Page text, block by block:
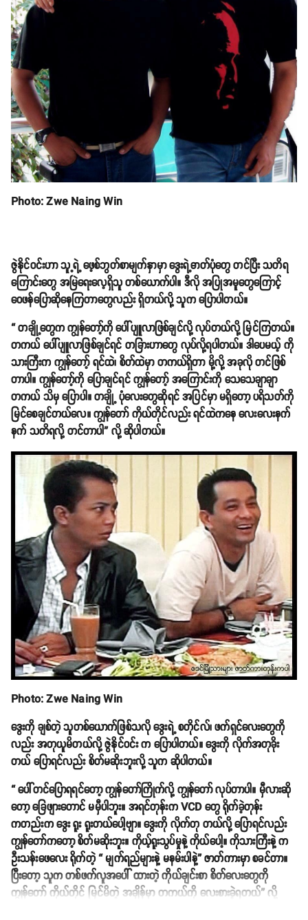
Photo: Zwe Naing Win
ဇွဲနိုင်ဝင်းဟာ သူ့ရဲ့ ဖေ့စ်ဘွတ်စာမျက်နှာမှာ ဒွေးရဲ့ဓာတ်ပုံတွေ တင်ပြီး သတိရ
ကြောင်းတွေ အမြဲရေးလေ့ရှိသူ တစ်ယောက်ပါ။ ဒီလို အပြုအမူတွေကြောင့်
ဝေဖန်ပြောဆိုနေကြတာတွေလည်း ရှိတယ်လို့ သူက ပြောပါတယ်။
“ တချို့တွေက ကျွန်တော့်ကို ပေါ်ပျူလာဖြစ်ချင်လို့ လုပ်တယ်လို့ မြင်ကြတယ်။
တကယ် ပေါ်ပျူလာဖြစ်ချင်ရင် တခြားဟာတွေ လုပ်လို့ရပါတယ်။ ဒါပေမယ့် ကို
သားကြီးက ကျွန်တော့် ရင်ထဲ၊ စိတ်ထဲမှာ တကယ်ရှိတာ မို့လို့ အခုလို တင်ဖြစ်
တာပါ။ ကျွန်တော့်ကို ပြောချင်ရင် ကျွန်တော့် အကြောင်းကို သေသေချာချာ
တကယ် သိမှ ပြောပါ။ တချို့ ပုံလေးတွေဆိုရင် အပြင်မှာ မရှိတော့ ပရိသတ်ကို
မြင်စေချင်တယ်လေ။ ကျွန်တော် ကိုယ်တိုင်လည်း ရင်ထဲကနေ လေးလေးနက်
နက် သတိရလို့ တင်တာပါ” လို့ ဆိုပါတယ်။
Photo: Zwe Naing Win
ဒွေးကို ချစ်တဲ့ သူတစ်ယောက်ဖြစ်သလို ဒွေးရဲ့ စတိုင်လ်၊ ဖက်ရှင်လေးတွေကို
လည်း အတုယူမိတယ်လို့ ဇွဲနိုင်ဝင်း က ပြောပါတယ်။ ဒွေးကို လိုက်အတုခိုး
တယ် ပြောရင်လည်း စိတ်မဆိုးဘူးလို့ သူက ဆိုပါတယ်။
“ ပေါ်တင်ပြောရရင်တော့ ကျွန်တော်ကြိုက်လို့ ကျွန်တော် လုပ်တာပါ။ မှီလားဆို
တော့ ခြေဖျားတောင် မမှီပါဘူး။ အရင်တုန်းက VCD တွေ ရိုက်ခဲ့တုန်း
ကတည်းက ဒွေး ရူး ရူးတယ်ပေါ့ဗျာ။ ဒွေးကို လိုက်တု တယ်လို့ ပြောရင်လည်း
ကျွန်တော်ကတော့ စိတ်မဆိုးဘူး။ ကိုယ့်ရူးသွပ်မှုနဲ့ ကိုယ်ပေါ့။ ကိုသားကြီးနဲ့ က
ဦးသန်းဖေလေး ရိုက်တဲ့ “ မျက်ရည်များနဲ့ မနမ်းပါနဲ့” ဇာတ်ကားမှာ စခင်တာ။
ပြီးတော့ သူက တစ်ဖက်လူအပေါ် ထားတဲ့ ကိုယ်ချင်းစာ စိတ်လေးတွေကို
ကျွန်တော် ကိုယ်တိုင် မြင်မိတဲ့ အချိန်မှာ တကယ်ကို လေးစားခဲ့ရတယ်” လို့